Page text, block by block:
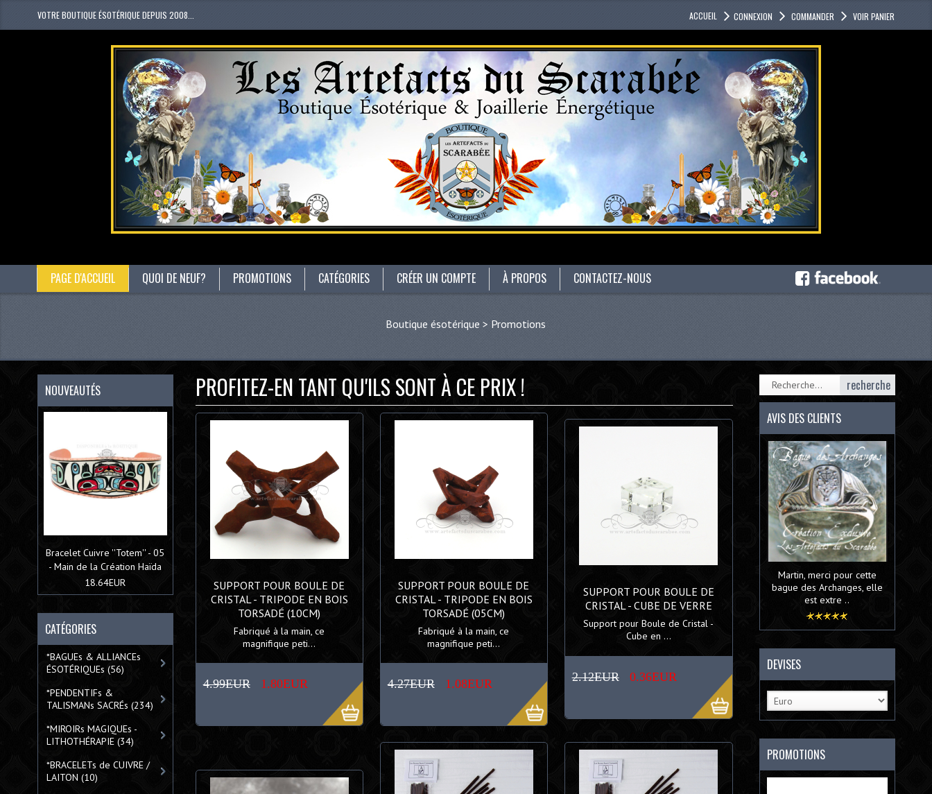
VOTRE BOUTIQUE ÉSOTÉRIQUE DEPUIS 2008... ACCUEIL CONNEXION COMMANDER VOIR PANIER
PAGE D'ACCUEIL QUOI DE NEUF? PROMOTIONS CATÉGORIES CRÉER UN COMPTE À PROPOS CONTACTEZ-NOUS
Boutique ésotérique > Promotions
PROFITEZ-EN TANT QU'ILS SONT À CE PRIX !
SUPPORT POUR BOULE DE
CRISTAL - TRIPODE EN BOIS
TORSADÉ (10CM)
Fabriqué à la main, ce
magnifique peti...
4.99EUR 1.80EUR
SUPPORT POUR BOULE DE
CRISTAL - TRIPODE EN BOIS
TORSADÉ (05CM)
Fabriqué à la main, ce
magnifique peti...
4.27EUR 1.08EUR
SUPPORT POUR BOULE DE
CRISTAL - CUBE DE VERRE
Support pour Boule de Cristal -
Cube en ...
2.12EUR 0.36EUR
NOUVEAUTÉS
Bracelet Cuivre ''Totem'' - 05
- Main de la Création Haïda
18.64EUR
CATÉGORIES
*BAGUEs & ALLIANCEs
ÉSOTÉRIQUEs (56)
*PENDENTIFs &
TALISMANs SACRÉs (234)
*MIROIRs MAGIQUEs -
LITHOTHÉRAPIE(34)
*BRACELETs de CUIVRE /
LAITON (10)
recherche
AVIS DES CLIENTS
Martin, merci pour cette
bague des Archanges, elle
est extre ..
DEVISES
PROMOTIONS